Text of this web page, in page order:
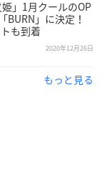
」1月クールのOP
BURN」に決定！
も到着
2020年12月26日
もっと見る